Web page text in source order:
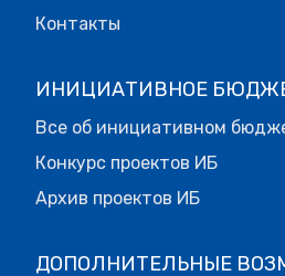
Контакты
ИНИЦИАТИВНОЕ
Все об инициативном
Конкурс проектов ИБ
Архив проектов ИБ
ДОПОЛНИТЕЛЬНЫЕ